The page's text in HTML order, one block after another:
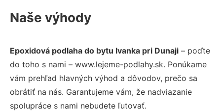
Naše výhody
Epoxidová podlaha do bytu Ivanka pri Dunaji – poďte
do toho s nami – www.lejeme-podlahy.sk. Ponúkame
vám prehľad hlavných výhod a dôvodov, prečo sa
obrátiť na nás. Garantujeme vám, že nadviazanie
spolupráce s nami nebudete ľutovať.